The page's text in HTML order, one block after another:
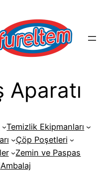
Aparatı
Temizlik Ekipmanları
Çöp Poşetleri
Zemin ve Paspas
Ambalaj